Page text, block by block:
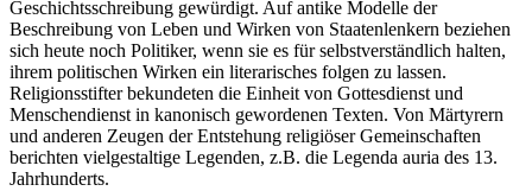
Geschichtsschreibung gewürdigt. Auf antike Modelle der
Beschreibung von Leben und Wirken von Staatenlenkern beziehen
sich heute noch Politiker, wenn sie es für selbstverständlich halten,
ihrem politischen Wirken ein literarisches folgen zu lassen.
Religionsstifter bekundeten die Einheit von Gottesdienst und
Menschendienst in kanonisch gewordenen Texten. Von Märtyrern
und anderen Zeugen der Entstehung religiöser Gemeinschaften
berichten vielgestaltige Legenden, z.B. die Legenda auria des 13.
Jahrhunderts.